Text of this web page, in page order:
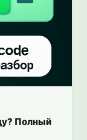
Полный